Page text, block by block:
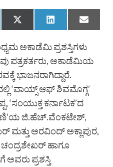
ಅಕಾಡೆಮಿ ಪ್ರಶಸ್ತಿಗಳು
ಪತ್ರಕರ್ತರು, ಅಕಾಡೆಮಿಯ
ಭಾಜನರಾಗಿದ್ದಾರೆ.
‘ವಾಯ್ಸ್ ಆಫ್ ಶಿವಮೊಗ್ಗ’
‘ಸಂಯುಕ್ತ ಕರ್ನಾಟಕ’ದ
ಜಿ.ಹೆಚ್.ವೆಂಕಟೇಶ್,
ಅರವಿಂದ್ ಅಕ್ಲಾಪುರ,
ಚಂದ್ರಶೇಖರ್ ಹಾಗೂ
ಅವರು ಪ್ರಶಸ್ತಿ